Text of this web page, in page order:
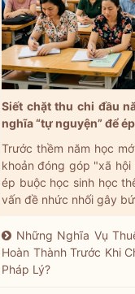
Siết chặt thu chi đầu
nghĩa “tự nguyện” để
Trước thềm năm học
khoản đóng góp "xã
ép buộc học sinh học
vấn đề nhức nhối gây
Những Nghĩa Vụ
Hoàn Thành Trước Khi
Pháp Lý?